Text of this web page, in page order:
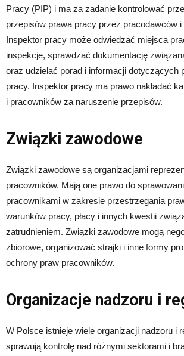
Pracy (PIP) i ma za zadanie kontrolować
przepisów prawa pracy przez pracodawców i
Inspektor pracy może odwiedzać miejsca
inspekcje, sprawdzać dokumentację
oraz udzielać porad i informacji dotyczących
pracy. Inspektor pracy ma prawo nakładać
i pracowników za naruszenie przepisów.
Związki zawodowe
Związki zawodowe są organizacjami
pracowników. Mają one prawo do
pracownikami w zakresie przestrzegania
warunków pracy, płacy i innych kwestii
zatrudnieniem. Związki zawodowe mogą
zbiorowe, organizować strajki i inne formy
ochrony praw pracowników.
Organizacje nadzoru i
W Polsce istnieje wiele organizacji nadzoru i
sprawują kontrolę nad różnymi sektorami i